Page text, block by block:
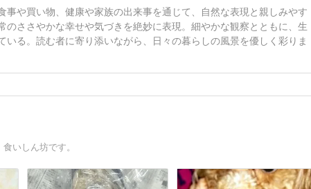
や買い物、健康や家族の出来事を通じて、自然な表現と親しみやす
ささやかな幸せや気づきを絶妙に表現。細やかな観察とともに、生
る。読む者に寄り添いながら、日々の暮らしの風景を優しく彩りま
いしん坊です。